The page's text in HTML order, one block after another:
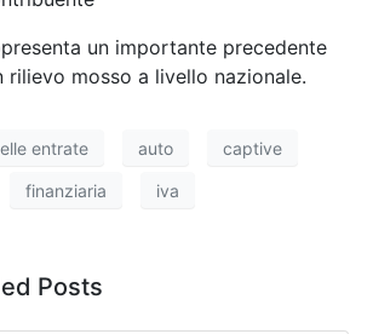
un importante precedente
rilievo mosso a livello nazionale.
entrate auto captive
finanziaria iva
Posts